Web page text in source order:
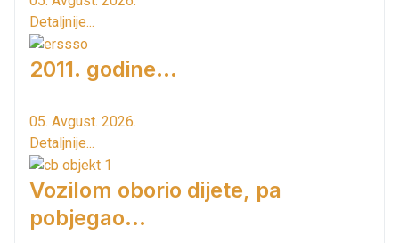
Detaljnije...
2011. godine...
05. Avgust. 2026.
Detaljnije...
Vozilom oborio dijete, pa
pobjegao...